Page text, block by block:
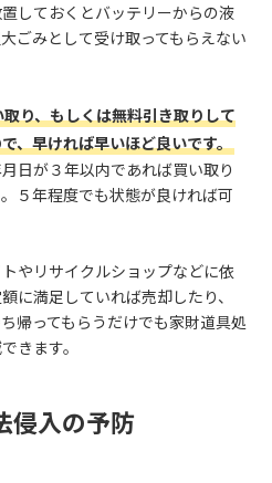
しておくとバッテリーからの液
ごみとして受け取ってもらえない
り、もしくは無料引き取りして
、早ければ早いほど良いです。
日が３年以内であれば買い取り
５年程度でも状態が良ければ可
やリサイクルショップなどに依
に満足していれば売却したり、
帰ってもらうだけでも家財道具処
きます。
侵入の予防